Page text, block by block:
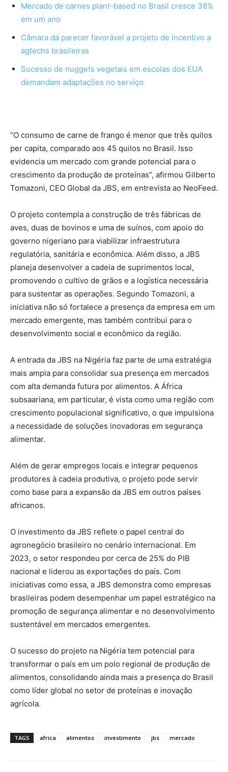
Mercado de carnes plant-based no Brasil cresce 38%
em um ano
Câmara dá parecer favorável a projeto de incentivo a
agtechs brasileiras
Sucesso de nuggets vegetais em escolas dos EUA
demandam adaptações no serviço
“O consumo de carne de frango é menor que três quilos
per capita, comparado aos 45 quilos no Brasil. Isso
evidencia um mercado com grande potencial para o
crescimento da produção de proteínas”, afirmou Gilberto
Tomazoni, CEO Global da JBS, em entrevista ao NeoFeed.
O projeto contempla a construção de três fábricas de
aves, duas de bovinos e uma de suínos, com apoio do
governo nigeriano para viabilizar infraestrutura
regulatória, sanitária e econômica. Além disso, a JBS
planeja desenvolver a cadeia de suprimentos local,
promovendo o cultivo de grãos e a logística necessária
para sustentar as operações. Segundo Tomazoni, a
iniciativa não só fortalece a presença da empresa em um
mercado emergente, mas também contribui para o
desenvolvimento social e econômico da região.
A entrada da JBS na Nigéria faz parte de uma estratégia
mais ampla para consolidar sua presença em mercados
com alta demanda futura por alimentos. A África
subsaariana, em particular, é vista como uma região com
crescimento populacional significativo, o que impulsiona
a necessidade de soluções inovadoras em segurança
alimentar.
Além de gerar empregos locais e integrar pequenos
produtores à cadeia produtiva, o projeto pode servir
como base para a expansão da JBS em outros países
africanos.
O investimento da JBS reflete o papel central do
agronegócio brasileiro no cenário internacional. Em
2023, o setor respondeu por cerca de 25% do PIB
nacional e liderou as exportações do país. Com
iniciativas como essa, a JBS demonstra como empresas
brasileiras podem desempenhar um papel estratégico na
promoção de segurança alimentar e no desenvolvimento
sustentável em mercados emergentes.
O sucesso do projeto na Nigéria tem potencial para
transformar o país em um polo regional de produção de
alimentos, consolidando ainda mais a presença do Brasil
como líder global no setor de proteínas e inovação
agrícola.
TAGS africa alimentos investimento jbs mercado